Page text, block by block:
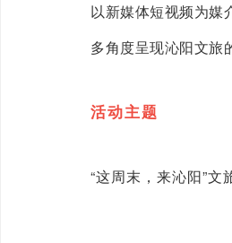
以新媒体短视频为媒
多角度呈现沁阳文旅
活动主题
“这周末，来沁阳”文